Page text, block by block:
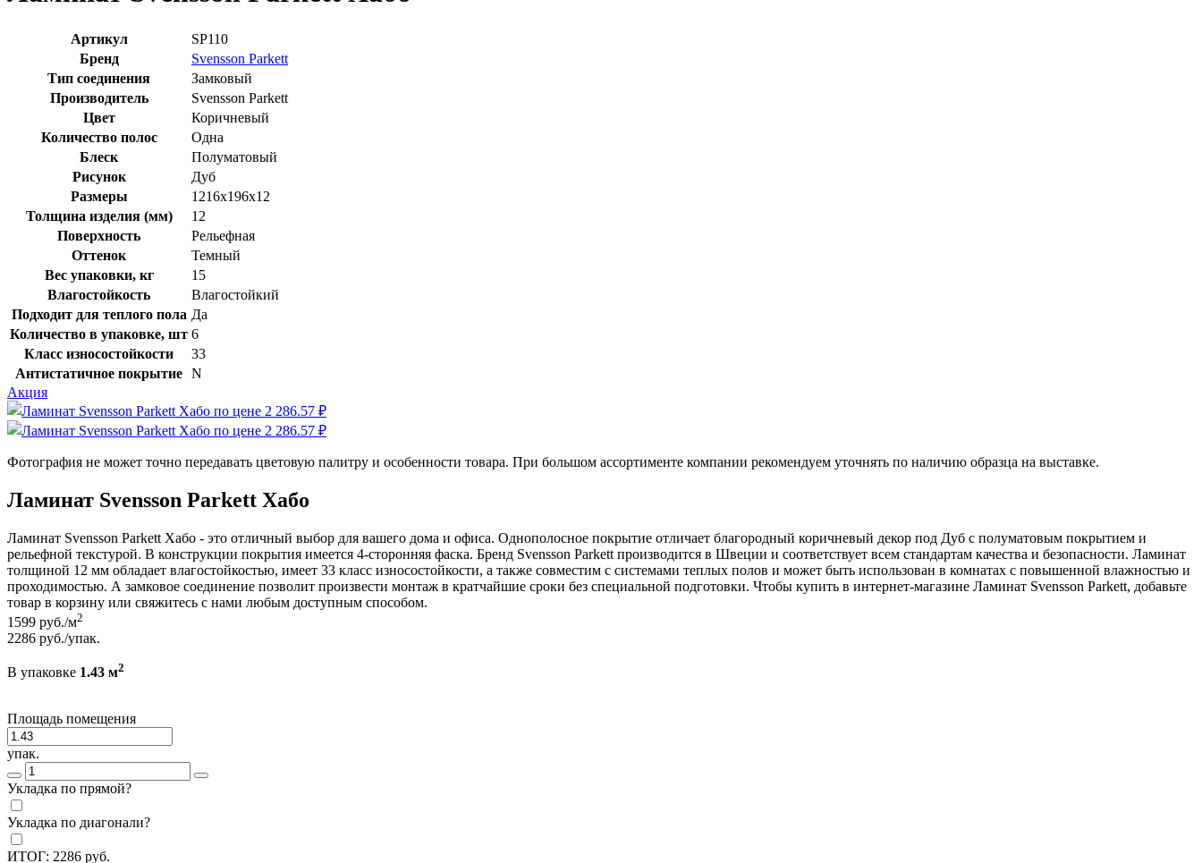
Артикул
SP110
Бренд
Svensson Parkett
Тип соединения
Замковый
Производитель
Svensson Parkett
Цвет
Коричневый
Количество полос
Одна
Блеск
Полуматовый
Рисунок
Дуб
Размеры
1216х196х12
Толщина изделия (мм)
12
Поверхность
Рельефная
Оттенок
Темный
Вес упаковки, кг
15
Влагостойкость
Влагостойкий
Подходит для теплого пола Да
Количество в упаковке, шт 6
Класс износостойкости
33
Антистатичное покрытие N
Акция
Фотография не может точно передавать цветовую палитру и особенности товара. При большом ассортименте компании рекомендуем уточнять по наличию образца на выставке.
Ламинат Svensson Parkett Хабо
Ламинат Svensson Parkett Хабо - это отличный выбор для вашего дома и офиса. Однополосное покрытие отличает благородный коричневый декор под Дуб с полуматовым покрытием и
рельефной текстурой. В конструкции покрытия имеется 4-сторонняя фаска. Бренд Svensson Parkett производится в Швеции и соответствует всем стандартам качества и безопасности. Ламинат
толщиной 12 мм обладает влагостойкостью, имеет 33 класс износостойкости, а также совместим с системами теплых полов и может быть использован в комнатах с повышенной влажностью и
проходимостью. А замковое соединение позволит произвести монтаж в кратчайшие сроки без специальной подготовки. Чтобы купить в интернет-магазине Ламинат Svensson Parkett, добавьте
товар в корзину или свяжитесь с нами любым доступным способом.
1599 руб./м2
2286 руб./упак.
В упаковке 1.43 м2
Площадь помещения
упак.
Укладка по прямой?
Укладка по диагонали?
ИТОГ: 2286 руб.